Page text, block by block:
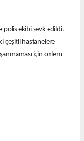
polis ekibi sevk edildi.
çeşitli hastanelere
için önlem